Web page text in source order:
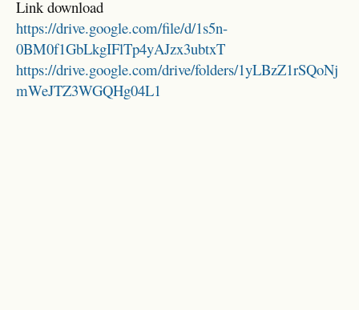
Link download
https://drive.google.com/file/d/1s5n-
0BM0f1GbLkgIFlTp4yAJzx3ubtxT
https://drive.google.com/drive/folders/1yLBzZ1rSQoNj
mWeJTZ3WGQHg04L1